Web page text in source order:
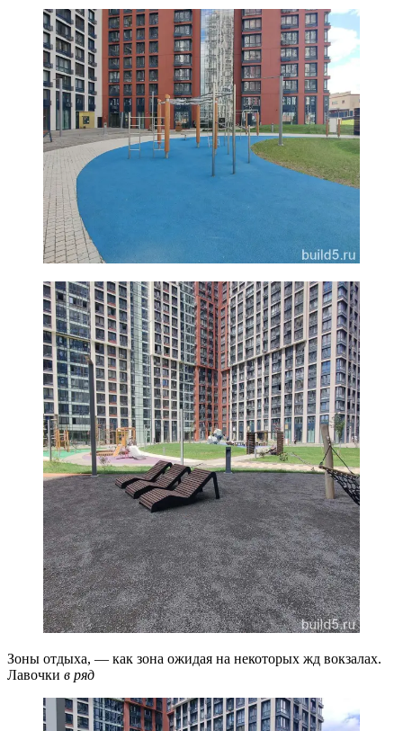
Зоны отдыха, — как зона ожидая на некоторых жд вокзалах.
Лавочки в ряд